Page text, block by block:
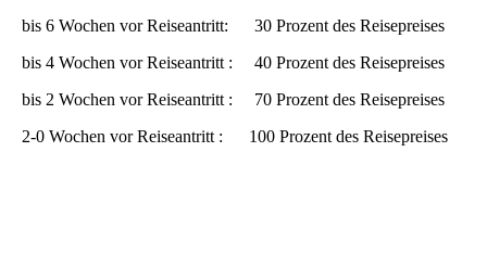
bis 6 Wochen vor Reiseantritt: 30 Prozent des Reisepreises
bis 4 Wochen vor Reiseantritt : 40 Prozent des Reisepreises
bis 2 Wochen vor Reiseantritt : 70 Prozent des Reisepreises
2-0 Wochen vor Reiseantritt : 100 Prozent des Reisepreises